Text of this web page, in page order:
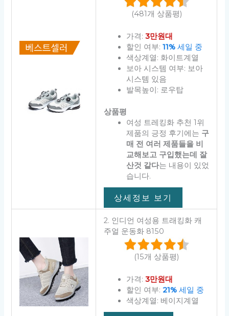
(481개 상품평)
가격: 3만원대
할인 여부: 11%세일 중
색상계열: 화이트계열
보아 시스템 여부: 보아
시스템 있음
발목높이: 로우탑
상품평
여성 트레킹화 추천 1위
제품의 긍정 후기에는 구
매 전 여러 제품들을 비
교해보고 구입했는데 잘
산것 같다는 내용이 있었
습니다.
상세정보 보기
2. 인디언 여성용 트래킹화 캐
주얼 운동화 8150
(15개 상품평)
가격: 3만원대
할인 여부: 21%세일 중
색상계열: 베이지계열